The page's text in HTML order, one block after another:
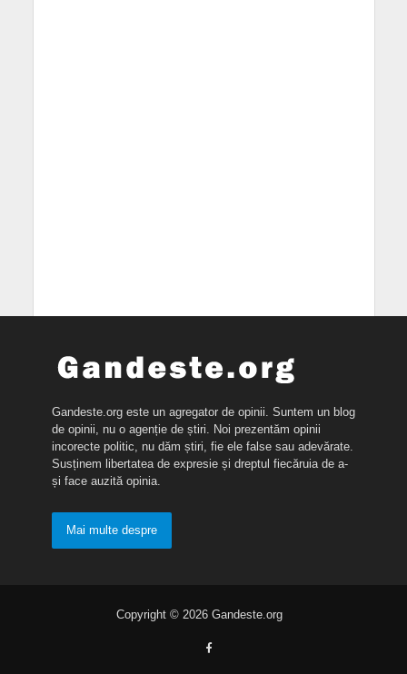
Gandeste.org este un agregator de opinii. Suntem un blog
de opinii, nu o agenție de știri. Noi prezentăm opinii
incorecte politic, nu dăm știri, fie ele false sau adevărate.
Susținem libertatea de expresie și dreptul fiecăruia de a-
și face auzită opinia.
Mai multe despre
Copyright © 2026 Gandeste.org